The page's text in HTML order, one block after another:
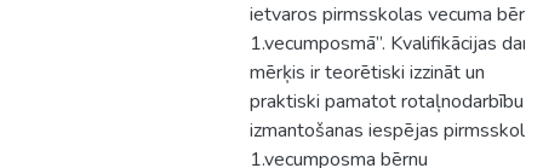
ietvaros pirmsskolas vecuma bērnu
1.vecumposmā”. Kvalifikācijas
mērķis ir teorētiski izzināt un
praktiski pamatot rotaļnodarbību
izmantošanas iespējas pirmsskolas
1.vecumposma bērnu